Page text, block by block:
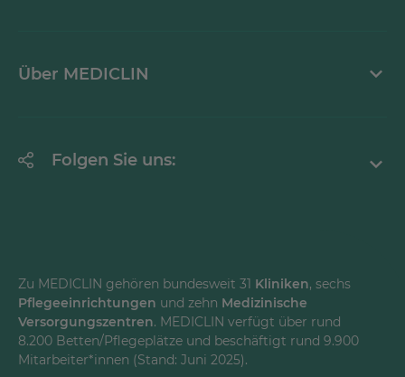
Über MEDICLIN
Folgen Sie uns:
Youtube
LinkedInd
Zu MEDICLIN gehören bundesweit 31 Kliniken, sechs
Pflegeeinrichtungen und zehn Medizinische
Versorgungszentren. MEDICLIN verfügt über rund
8.200 Betten/Pflegeplätze und beschäftigt rund 9.900
Mitarbeiter*innen (Stand: Juni 2025).